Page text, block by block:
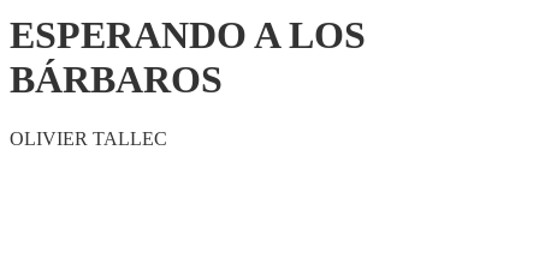
ESPERANDO A LOS
BÁRBAROS
OLIVIER TALLEC